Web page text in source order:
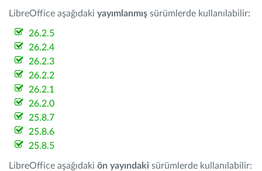
LibreOffice aşağıdaki yayımlanmış sürümlerde kullanılabilir:
26.2.5
26.2.4
26.2.3
26.2.2
26.2.1
26.2.0
25.8.7
25.8.6
25.8.5
LibreOffice aşağıdaki ön yayındaki sürümlerde kullanılabilir: